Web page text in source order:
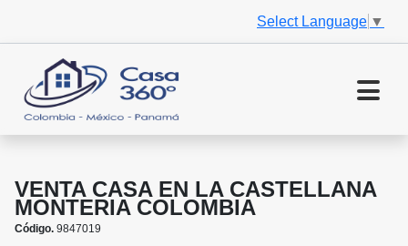
Select Language ▼
VENTA CASA EN LA CASTELLANA
MONTERIA COLOMBIA
Código. 9847019